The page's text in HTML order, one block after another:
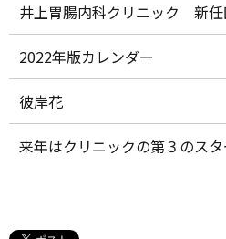
井上胃腸内科クリニック 新
2022年版カレンダー
彼岸花
来年はクリニックの第３のスタ